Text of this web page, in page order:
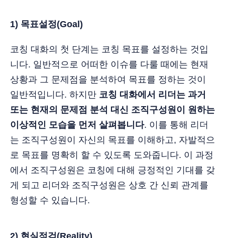
1) 목표설정(Goal)
코칭 대화의 첫 단계는 코칭 목표를 설정하는 것입
니다. 일반적으로 어떠한 이슈를 다룰 때에는 현재
상황과 그 문제점을 분석하여 목표를 정하는 것이
일반적입니다. 하지만 코칭 대화에서 리더는 과거
또는 현재의 문제점 분석 대신 조직구성원이 원하는
이상적인 모습을 먼저 살펴봅니다. 이를 통해 리더
는 조직구성원이 자신의 목표를 이해하고, 자발적으
로 목표를 명확히 할 수 있도록 도와줍니다. 이 과정
에서 조직구성원은 코칭에 대해 긍정적인 기대를 갖
게 되고 리더와 조직구성원은 상호 간 신뢰 관계를
형성할 수 있습니다.